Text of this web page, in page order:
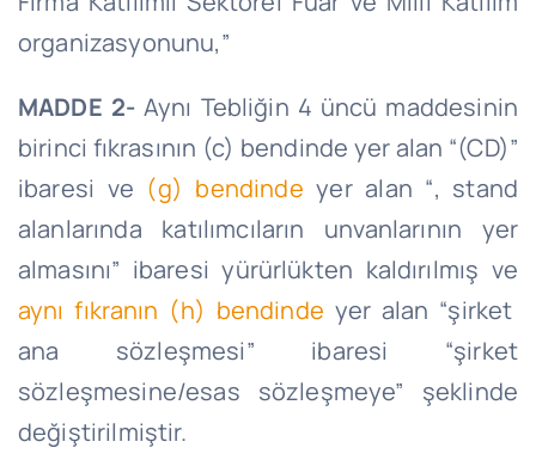
organizasyonunu,”
MADDE 2- Aynı Tebliğin 4 üncü maddesinin
birinci fıkrasının (c) bendinde yer alan “(CD)”
ibaresi ve (g) bendinde yer alan “, stand
alanlarında katılımcıların unvanlarının yer
almasını” ibaresi yürürlükten kaldırılmış ve
aynı fıkranın (h) bendinde yer alan “şirket
ana sözleşmesi” ibaresi “şirket
sözleşmesine/esas sözleşmeye” şeklinde
değiştirilmiştir.